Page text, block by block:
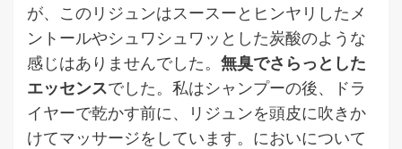
が、このリジュンはスースーとヒンヤリしたメ
ントールやシュワシュワッとした炭酸のような
感じはありませんでした。 無臭でさらっとした
エッセンスでした。私はシャンプーの後、ドラ
イヤーで乾かす前に、リジュンを頭皮に吹きか
けてマッサージをしています。においについて